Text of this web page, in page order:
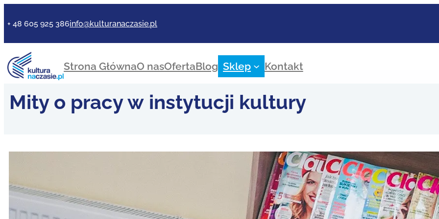
+ 48 605 925 386info@kulturanaczasie.pl
Strona GłównaO nasOfertaBlog Sklep Kontakt
Mity o pracy w instytucji kultury